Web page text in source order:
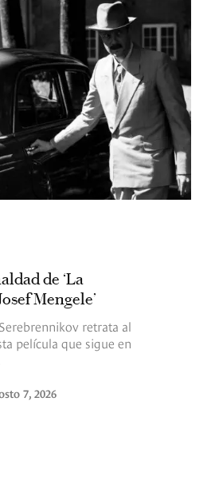
de ‘La
Mengele’
retrata al
película que sigue en
7, 2026